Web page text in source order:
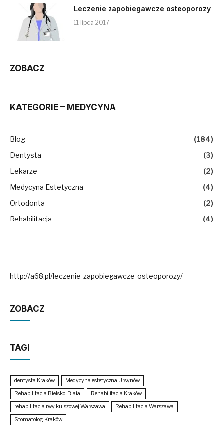
Leczenie zapobiegawcze osteoporozy
11 lipca 2017
ZOBACZ
KATEGORIE – MEDYCYNA
Blog
(184)
Dentysta
(3)
Lekarze
(2)
Medycyna Estetyczna
(4)
Ortodonta
(2)
Rehabilitacja
(4)
http://a68.pl/leczenie-zapobiegawcze-osteoporozy/
ZOBACZ
TAGI
dentysta Kraków
Medycyna estetyczna Ursynów
Rehabilitacja Bielsko-Biała
Rehabilitacja Kraków
rehabilitacja rwy kulszowej Warszawa
Rehabilitacja Warszawa
Stomatolog Kraków